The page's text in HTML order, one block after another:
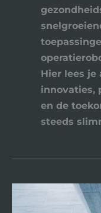
Hier lees je
innovaties,
en de
steeds
ROBOTBOY
PERSONAGES